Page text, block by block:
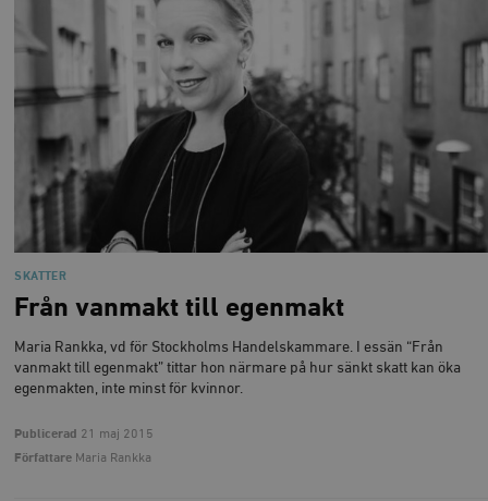
SKATTER
Från vanmakt till egenmakt
Maria Rankka, vd för Stockholms Handelskammare. I essän “Från
vanmakt till egenmakt” tittar hon närmare på hur sänkt skatt kan öka
egenmakten, inte minst för kvinnor.
Publicerad 21 maj 2015
Författare Maria Rankka